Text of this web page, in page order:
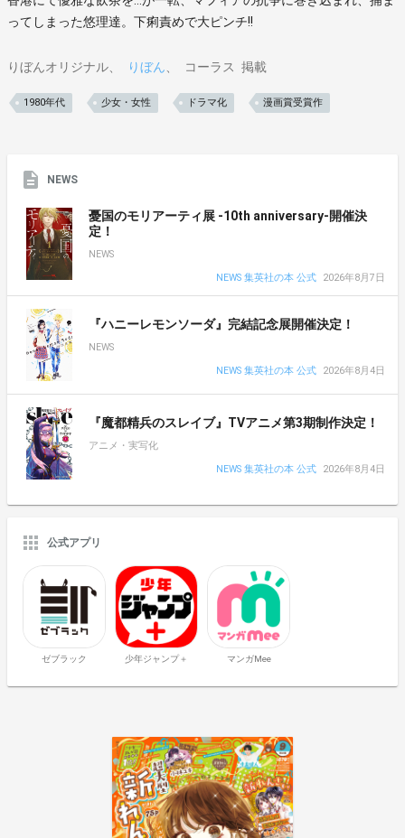
ってしまった悠理達。下痢責めで大ピンチ!!
りぼんオリジナル りぼん コーラス 掲載
1980年代 少女・女性 ドラマ化 漫画賞受賞作
NEWS
憂国のモリアーティ展 -10th anniversary-開催決
定！
NEWS
NEWS 集英社の本 公式
2026年8月7日
『ハニーレモンソーダ』完結記念展開催決定！
NEWS
NEWS 集英社の本 公式
2026年8月4日
『魔都精兵のスレイブ』TVアニメ第3期制作決定！
アニメ・実写化
NEWS 集英社の本 公式
2026年8月4日
公式アプリ
ゼブラック 少年ジャンプ＋ マンガMee